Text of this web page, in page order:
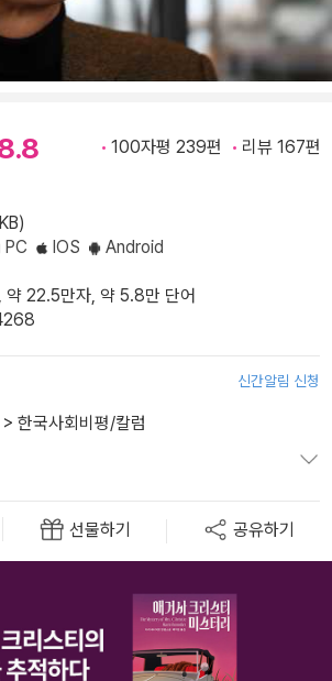
100자평 239편 리뷰 167편
PC IOS
Android
22.5만자, 약 5.8만 단어
신간알림 신청
> 한국사회비평/칼럼
선물하기 공유하기